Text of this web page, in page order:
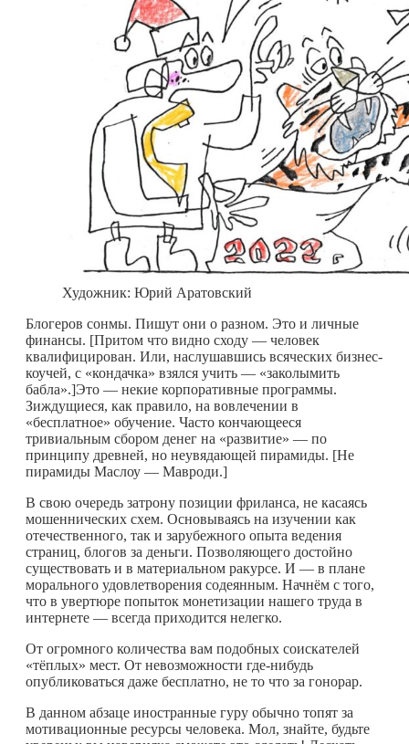
Художник: Юрий Аратовский
Блогеров сонмы. Пишут они о разном. Это и личные
финансы. [Притом что видно сходу — человек
квалифицирован. Или, наслушавшись всяческих бизнес-
коучей, с «кондачка» взялся учить — «заколымить
бабла».]Это — некие корпоративные программы.
Зиждущиеся, как правило, на вовлечении в
«бесплатное» обучение. Часто кончающееся
тривиальным сбором денег на «развитие» — по
принципу древней, но неувядающей пирамиды. [Не
пирамиды Маслоу — Мавроди.]
В свою очередь затрону позиции фриланса, не касаясь
мошеннических схем. Основываясь на изучении как
отечественного, так и зарубежного опыта ведения
страниц, блогов за деньги. Позволяющего достойно
существовать и в материальном ракурсе. И — в плане
морального удовлетворения содеянным. Начнём с того,
что в увертюре попыток монетизации нашего труда в
интернете — всегда приходится нелегко.
От огромного количества вам подобных соискателей
«тёплых» мест. От невозможности где-нибудь
опубликоваться даже бесплатно, не то что за гонорар.
В данном абзаце иностранные гуру обычно топят за
мотивационные ресурсы человека. Мол, знайте, будьте